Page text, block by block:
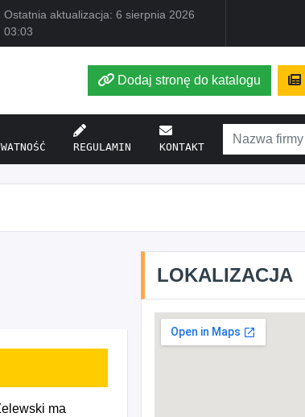
Ostatnia aktualizacja: 6 sierpnia 2026
03:03
Dodaj stronę do katalogu
REGULAMIN KONTAKT
ma
LOKALIZACJA